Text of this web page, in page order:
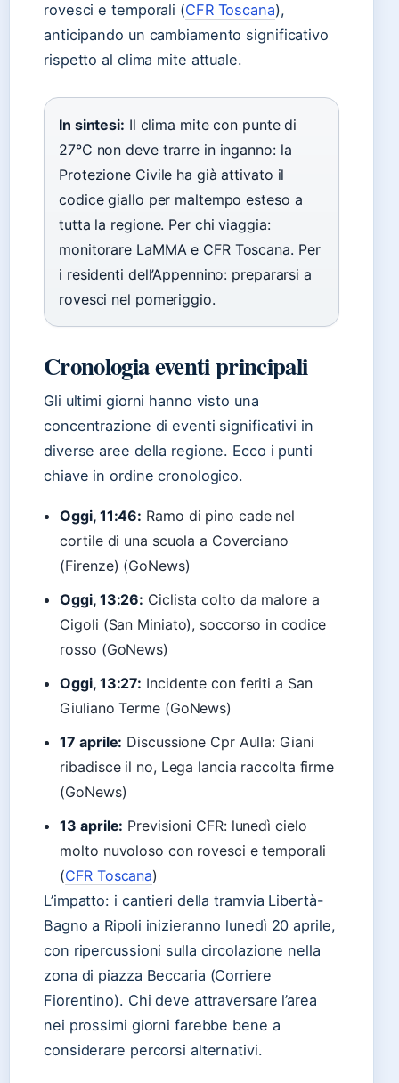
rovesci e temporali (CFR Toscana),
anticipando un cambiamento significativo
rispetto al clima mite attuale.
In sintesi: Il clima mite con punte di
27°C non deve trarre in inganno: la
Protezione Civile ha già attivato il
codice giallo per maltempo esteso a
tutta la regione. Per chi viaggia:
monitorare LaMMA e CFR Toscana. Per
i residenti dell’Appennino: prepararsi a
rovesci nel pomeriggio.
Cronologia eventi principali
Gli ultimi giorni hanno visto una
concentrazione di eventi significativi in
diverse aree della regione. Ecco i punti
chiave in ordine cronologico.
Oggi, 11:46: Ramo di pino cade nel
cortile di una scuola a Coverciano
(Firenze) (GoNews)
Oggi, 13:26: Ciclista colto da malore a
Cigoli (San Miniato), soccorso in codice
rosso (GoNews)
Oggi, 13:27: Incidente con feriti a San
Giuliano Terme (GoNews)
17 aprile: Discussione Cpr Aulla: Giani
ribadisce il no, Lega lancia raccolta firme
(GoNews)
13 aprile: Previsioni CFR: lunedì cielo
molto nuvoloso con rovesci e temporali
(CFR Toscana)
L’impatto: i cantieri della tramvia Libertà-
Bagno a Ripoli inizieranno lunedì 20 aprile,
con ripercussioni sulla circolazione nella
zona di piazza Beccaria (Corriere
Fiorentino). Chi deve attraversare l’area
nei prossimi giorni farebbe bene a
considerare percorsi alternativi.